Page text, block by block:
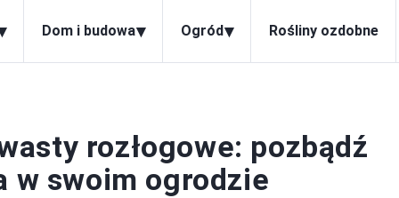
Dom i budowa▾ Ogród▾ Rośliny ozdobne
rozłogowe: pozbądź
w swoim ogrodzie